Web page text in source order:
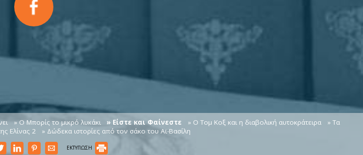
» Ο Μπορίς το μικρό λυκάκι » Είστε και Φαίνεστε » Ο Τομ Κοξ και η διαβολική αυτοκράτειρα
» Τα
Ελίνας 2 » Δώδεκα ιστορίες από τον σάκο του Αϊ-Βασίλη
ΕΚΤΥΠΩΣΗ